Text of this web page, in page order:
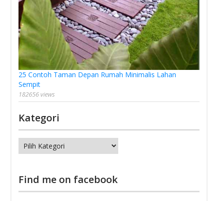
25 Contoh Taman Depan Rumah Minimalis Lahan
Sempit
182656 views
Kategori
Kategori
Find me on facebook